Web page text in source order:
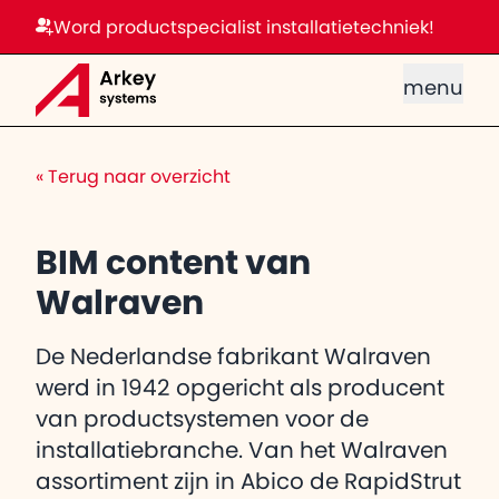
Word productspecialist installatietechniek!
menu
« Terug naar overzicht
BIM content van
Walraven
De Nederlandse fabrikant Walraven
werd in 1942 opgericht als producent
van productsystemen voor de
installatiebranche. Van het Walraven
assortiment zijn in Abico de RapidStrut